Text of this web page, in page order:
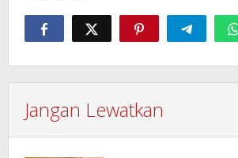
Jangan Lewatkan